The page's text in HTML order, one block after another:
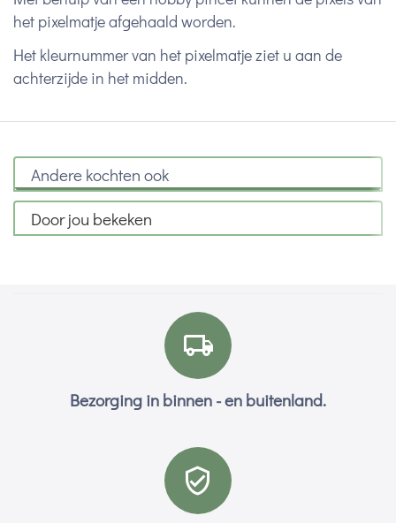
het pixelmatje afgehaald worden.
Het kleurnummer van het pixelmatje ziet u aan de
achterzijde in het midden.
Andere kochten ook
Door jou bekeken
Bezorging in binnen - en buitenland.